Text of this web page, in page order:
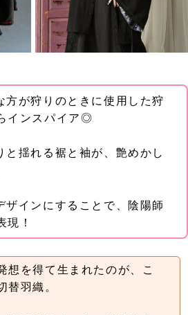
方が狩りのときに使用した狩
インスパイア◎
と揺れる裾と袖が、艶めかし
ザインにすることで、陰陽師
現！
想を得て生まれたのが、こ
替羽織。